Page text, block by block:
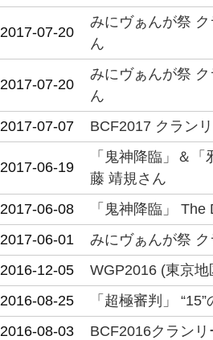
2017-07-20
みにヴぁんが祭
ん
2017-07-20
みにヴぁんが祭
ん
2017-07-07
BCF2017 クラン
2017-06-19
「鬼神降臨」＆
藤 靖規さん
2017-06-08
「鬼神降臨」
2017-06-01
みにヴぁんが祭
2016-12-05
WGP2016 (東京
2016-08-25
「超極審判」
2016-08-03
BCF2016クラン